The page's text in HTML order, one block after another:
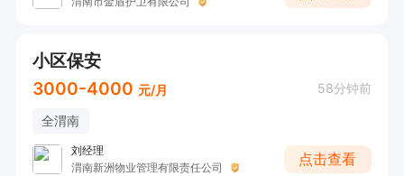
小区保安
3000-4000 元/月 58分钟前
全渭南
刘经理
渭南新洲物业管理有限责任公司
点击查看